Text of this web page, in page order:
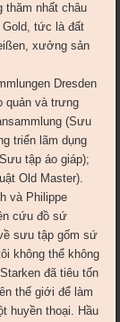
thăm nhất châu
tức là đất
xưởng sản
Dresden
quản và trưng
(Sưu
triển lãm dụng
tập áo giáp);
Old Master).
và Philippe
cứu đồ sứ
sưu tập gốm sứ
không thể không
đã tiêu tốn
thế giới để làm
huyền thoại. Hầu